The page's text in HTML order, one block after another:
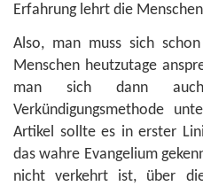
Erfahrung lehrt die
Also, man muss sich
Menschen heutzutage
man sich dann
Verkündigungsmethode
Artikel sollte es in erster
das wahre Evangelium
nicht verkehrt ist, über